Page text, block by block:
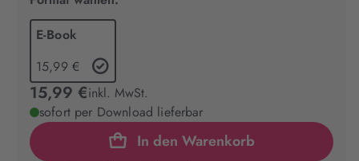
E-Book
15,99 €
15,99 €inkl. MwSt.
sofort per Download lieferbar
In den Warenkorb